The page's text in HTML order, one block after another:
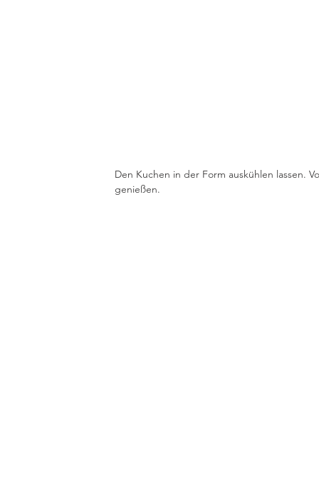
Den Kuchen in der Form auskühlen lassen.
genießen.